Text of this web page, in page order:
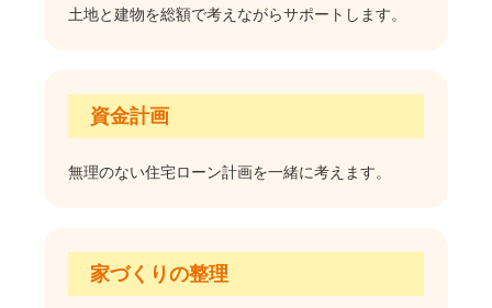
土地と建物を総額で考えながらサポートします。
資金計画
無理のない住宅ローン計画を一緒に考えます。
家づくりの整理